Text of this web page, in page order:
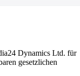
Dynamics Ltd. für
gesetzlichen